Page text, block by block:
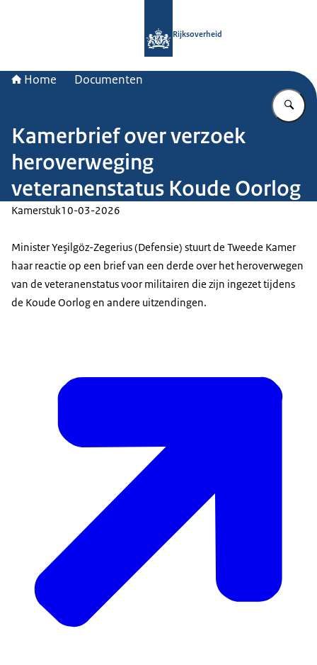
Rijksoverheid
Home Documenten
Kamerbrief over verzoek
heroverweging
veteranenstatus Koude Oorlog
Kamerstuk10-03-2026
Minister Yeşilgöz-Zegerius (Defensie) stuurt de Tweede Kamer
haar reactie op een brief van een derde over het heroverwegen
van de veteranenstatus voor militairen die zijn ingezet tijdens
de Koude Oorlog en andere uitzendingen.